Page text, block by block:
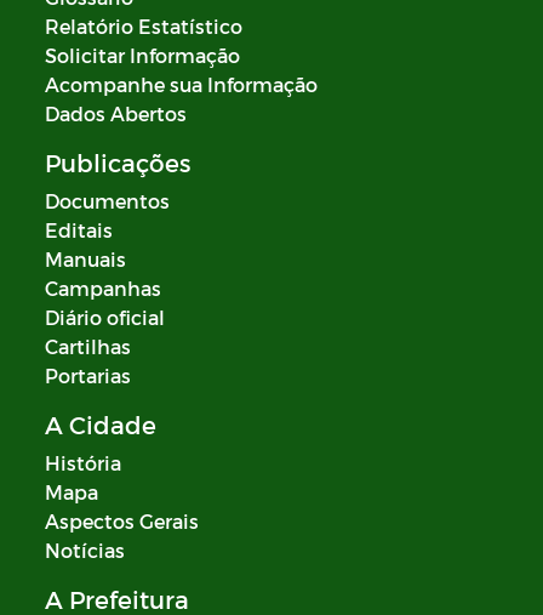
Relatório Estatístico
Solicitar Informação
Acompanhe sua Informação
Dados Abertos
Publicações
Documentos
Editais
Manuais
Campanhas
Diário oficial
Cartilhas
Portarias
A Cidade
História
Mapa
Aspectos Gerais
Notícias
A Prefeitura